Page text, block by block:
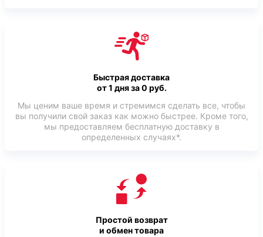
Быстрая доставка
от 1 дня за 0 руб.
Мы ценим ваше время и стремимся сделать все, чтобы
вы получили свой заказ как можно быстрее. Кроме того,
мы предоставляем бесплатную доставку в
определенных случаях*.
Простой возврат
и обмен товара